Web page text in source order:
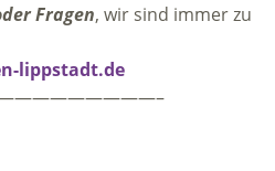
Fragen, wir sind immer zu
lippstadt.de